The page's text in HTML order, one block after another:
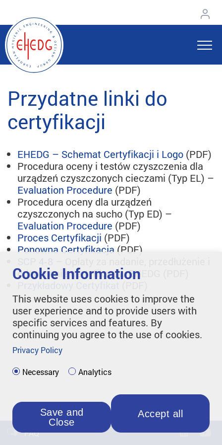
Przydatne linki do
certyfikacji
EHEDG – Schemat Certyfikacji i Logo (PDF)
Procedura oceny i testów czyszczenia dla
urządzeń czyszczonych cieczami (Typ EL) –
Evaluation Procedure (PDF)
Procedura oceny dla urządzeń
czyszczonych na sucho (Typ ED) –
Evaluation Procedure (PDF)
Proces Certyfikacji (PDF)
Ponowna Certyfikacja (PDF)
odnowienie certyfikatów EHEDG (PDF)
FAQ
Cookie Information
This website uses cookies to improve the
user experience and to provide users with
specific services and features. By
continuing you agree to the use of cookies.
Privacy Policy
Necessary Analytics
Accept all
Save and
Close